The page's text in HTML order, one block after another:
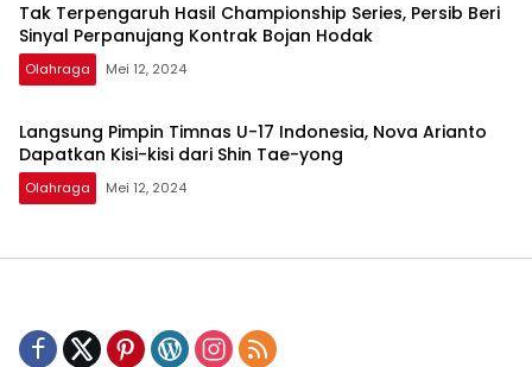
Tak Terpengaruh Hasil Championship Series, Persib Beri
Sinyal Perpanujang Kontrak Bojan Hodak
Olahraga Mei 12, 2024
Langsung Pimpin Timnas U-17 Indonesia, Nova Arianto
Dapatkan Kisi-kisi dari Shin Tae-yong
Olahraga Mei 12, 2024